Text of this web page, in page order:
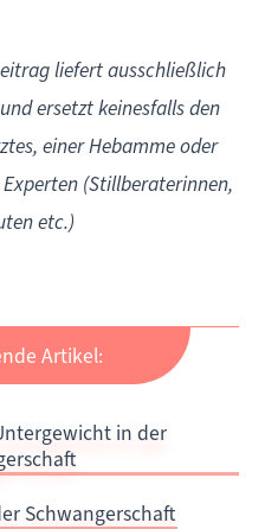
liefert ausschließlich
ersetzt keinesfalls den
einer Hebamme oder
(Stillberaterinnen,
etc.)
Artikel:
in der
Schwangerschaft